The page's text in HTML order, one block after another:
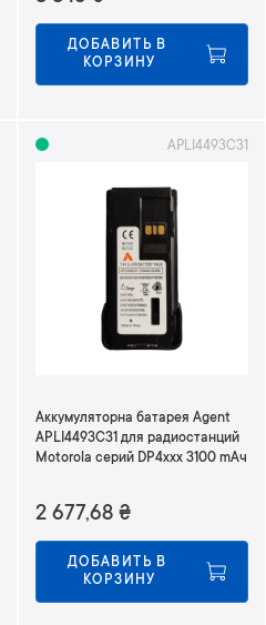
ДОБАВИТЬ В
КОРЗИНУ
APLI4493C31
Аккумуляторна батарея Agent
APLI4493C31 для радиостанций
Motorola серий DP4xxx 3100 mАч
2 677,68 ₴
ДОБАВИТЬ В
КОРЗИНУ